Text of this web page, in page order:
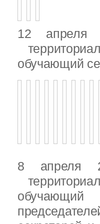
12 апреля
обучающий
8 апреля